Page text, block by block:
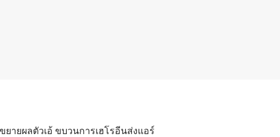
ายผลตัวเอ้ ขบวนการเฮโรอีนส่งแอร์